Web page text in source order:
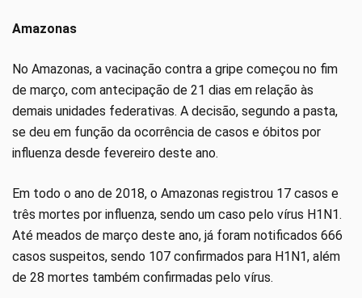
Amazonas
No Amazonas, a vacinação contra a gripe começou no fim
de março, com antecipação de 21 dias em relação às
demais unidades federativas. A decisão, segundo a pasta,
se deu em função da ocorrência de casos e óbitos por
influenza desde fevereiro deste ano.
Em todo o ano de 2018, o Amazonas registrou 17 casos e
três mortes por influenza, sendo um caso pelo vírus H1N1.
Até meados de março deste ano, já foram notificados 666
casos suspeitos, sendo 107 confirmados para H1N1, além
de 28 mortes também confirmadas pelo vírus.